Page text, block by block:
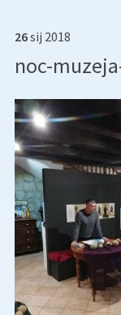
26sij 2018
noc-